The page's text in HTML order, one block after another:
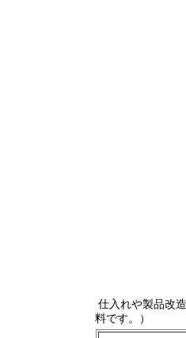
仕入れや製品改
料です。）